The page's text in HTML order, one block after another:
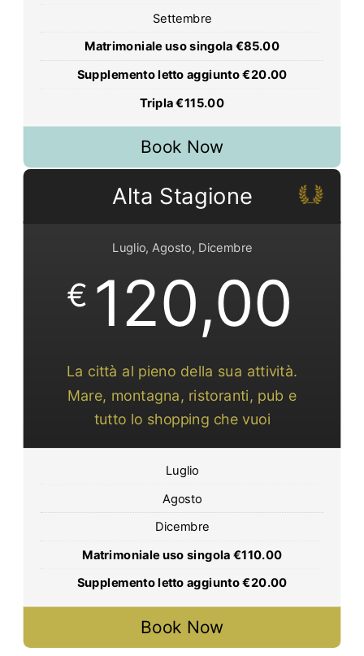
Settembre
Matrimoniale uso singola €85.00
Supplemento letto aggiunto €20.00
Tripla €115.00
Book Now
Alta Stagione
Luglio, Agosto, Dicembre
€ 120,00
La città al pieno della sua attività.
Mare, montagna, ristoranti, pub e
tutto lo shopping che vuoi
Luglio
Agosto
Dicembre
Matrimoniale uso singola €110.00
Supplemento letto aggiunto €20.00
Book Now